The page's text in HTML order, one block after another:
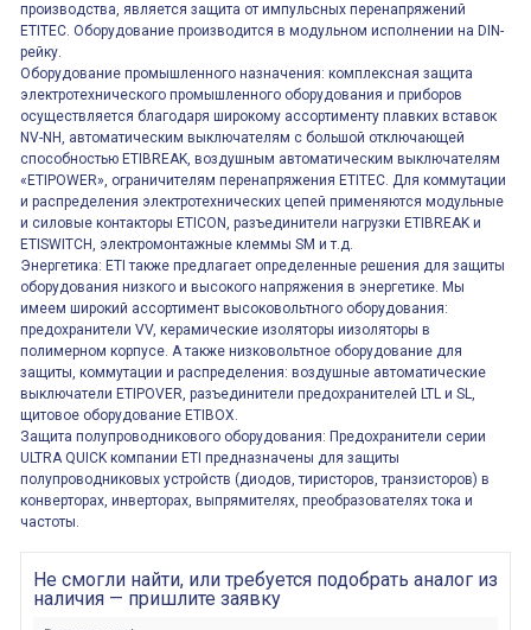
производства, является защита от импульсных перенапряжений
ETITEC. Оборудование производится в модульном исполнении на DIN-
рейку.
Оборудование промышленного назначения: комплексная защита
электротехнического промышленного оборудования и приборов
осуществляется благодаря широкому ассортименту плавких вставок
NV-NH, автоматическим выключателям с большой отключающей
способностью ETIBREAK, воздушным автоматическим выключателям
«ETIPOWER», ограничителям перенапряжения ETITEC. Для коммутации
и распределения электротехнических цепей применяются модульные
и силовые контакторы ETICON, разъединители нагрузки ETIBREAK и
ETISWITCH, электромонтажные клеммы SM и т.д.
Энергетика: ETI также предлагает определенные решения для защиты
оборудования низкого и высокого напряжения в энергетике. Мы
имеем широкий ассортимент высоковольтного оборудования:
предохранители VV, керамические изоляторы иизоляторы в
полимерном корпусе. А также низковольтное оборудование для
защиты, коммутации и распределения: воздушные автоматические
выключатели ETIPOVER, разъединители предохранителей LTL и SL,
щитовое оборудование ETIBOX.
Защита полупроводникового оборудования: Предохранители серии
ULTRA QUICK компании ETI предназначены для защиты
полупроводниковых устройств (диодов, тиристоров, транзисторов) в
конверторах, инверторах, выпрямителях, преобразователях тока и
частоты.
Не смогли найти, или требуется подобрать аналог из
наличия — пришлите заявку